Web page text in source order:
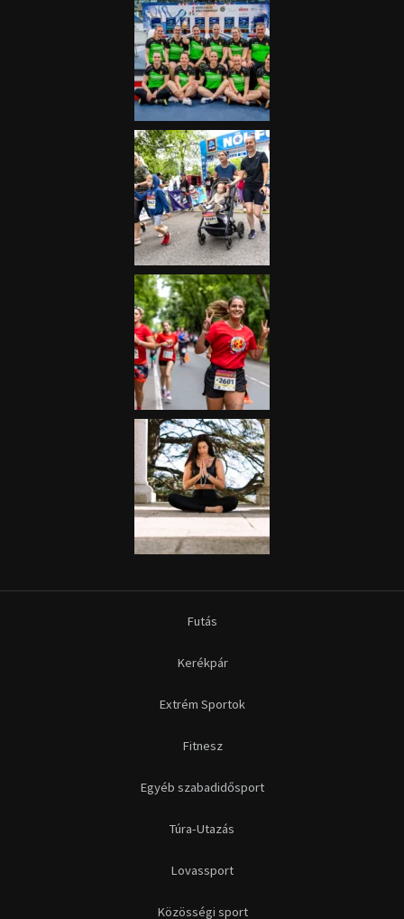
Futás
Kerékpár
Extrém Sportok
Fitnesz
Egyéb szabadidősport
Túra-Utazás
Lovassport
Közösségi sport